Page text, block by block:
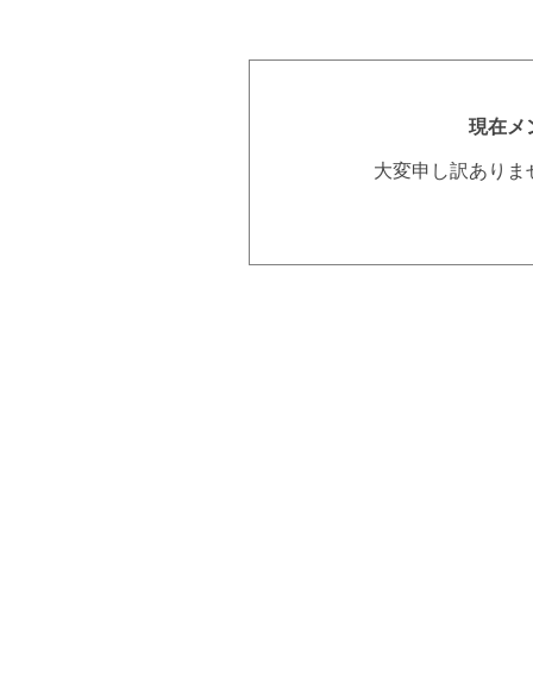
現在メ
大変申し訳あり